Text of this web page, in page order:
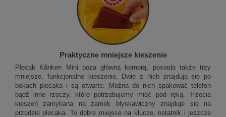
Praktyczne mniejsze kieszenie
Plecak Kånken Mini poza główną komorą, posiada także trzy
mniejsze, funkcjonalne kieszenie. Dwie z nich znajdują się po
bokach plecaka i są otwarte. Można do nich spakować telefon
bądź inne rzeczy, które potrzebujemy mieć pod ręką. Trzecia
kieszeń zamykana na zamek błyskawiczny znajduje się na
przodzie plecaka. To dobre miejsce na klucze, notatnik i jeszcze